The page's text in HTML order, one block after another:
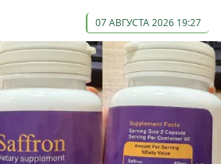
07 АВГУСТА 2026 19:27